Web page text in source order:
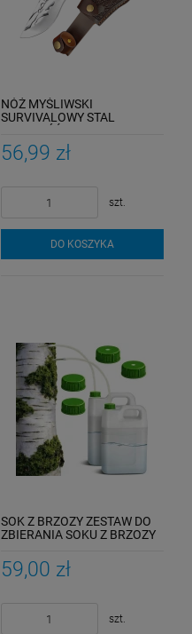
NÓŻ MYŚLIWSKI
SURVIVALOWY STAL
SKÓRZANY POKROWIEC
KEMPING
56,99 zł
szt.
DO KOSZYKA
SOK Z BRZOZY ZESTAW DO
ZBIERANIA SOKU Z BRZOZY
SZTUKI
59,00 zł
szt.